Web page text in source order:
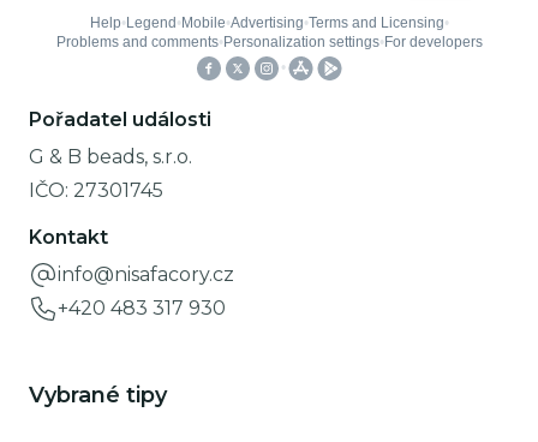
Pořadatel události
G & B beads, s.r.o.
IČO: 27301745
Kontakt
info@nisafacory.cz
+420 483 317 930
Vybrané tipy